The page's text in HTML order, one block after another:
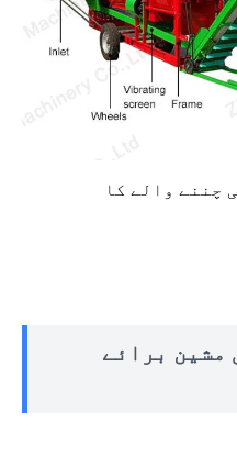
چننے والے کا
مشین برائے